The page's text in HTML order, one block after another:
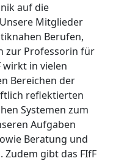
auf die
Mitglieder
Berufen,
zur Professorin für
wirkt in vielen
Bereichen der
reflektierten
Systemen zum
Aufgaben
Beratung und
gibt das FIfF